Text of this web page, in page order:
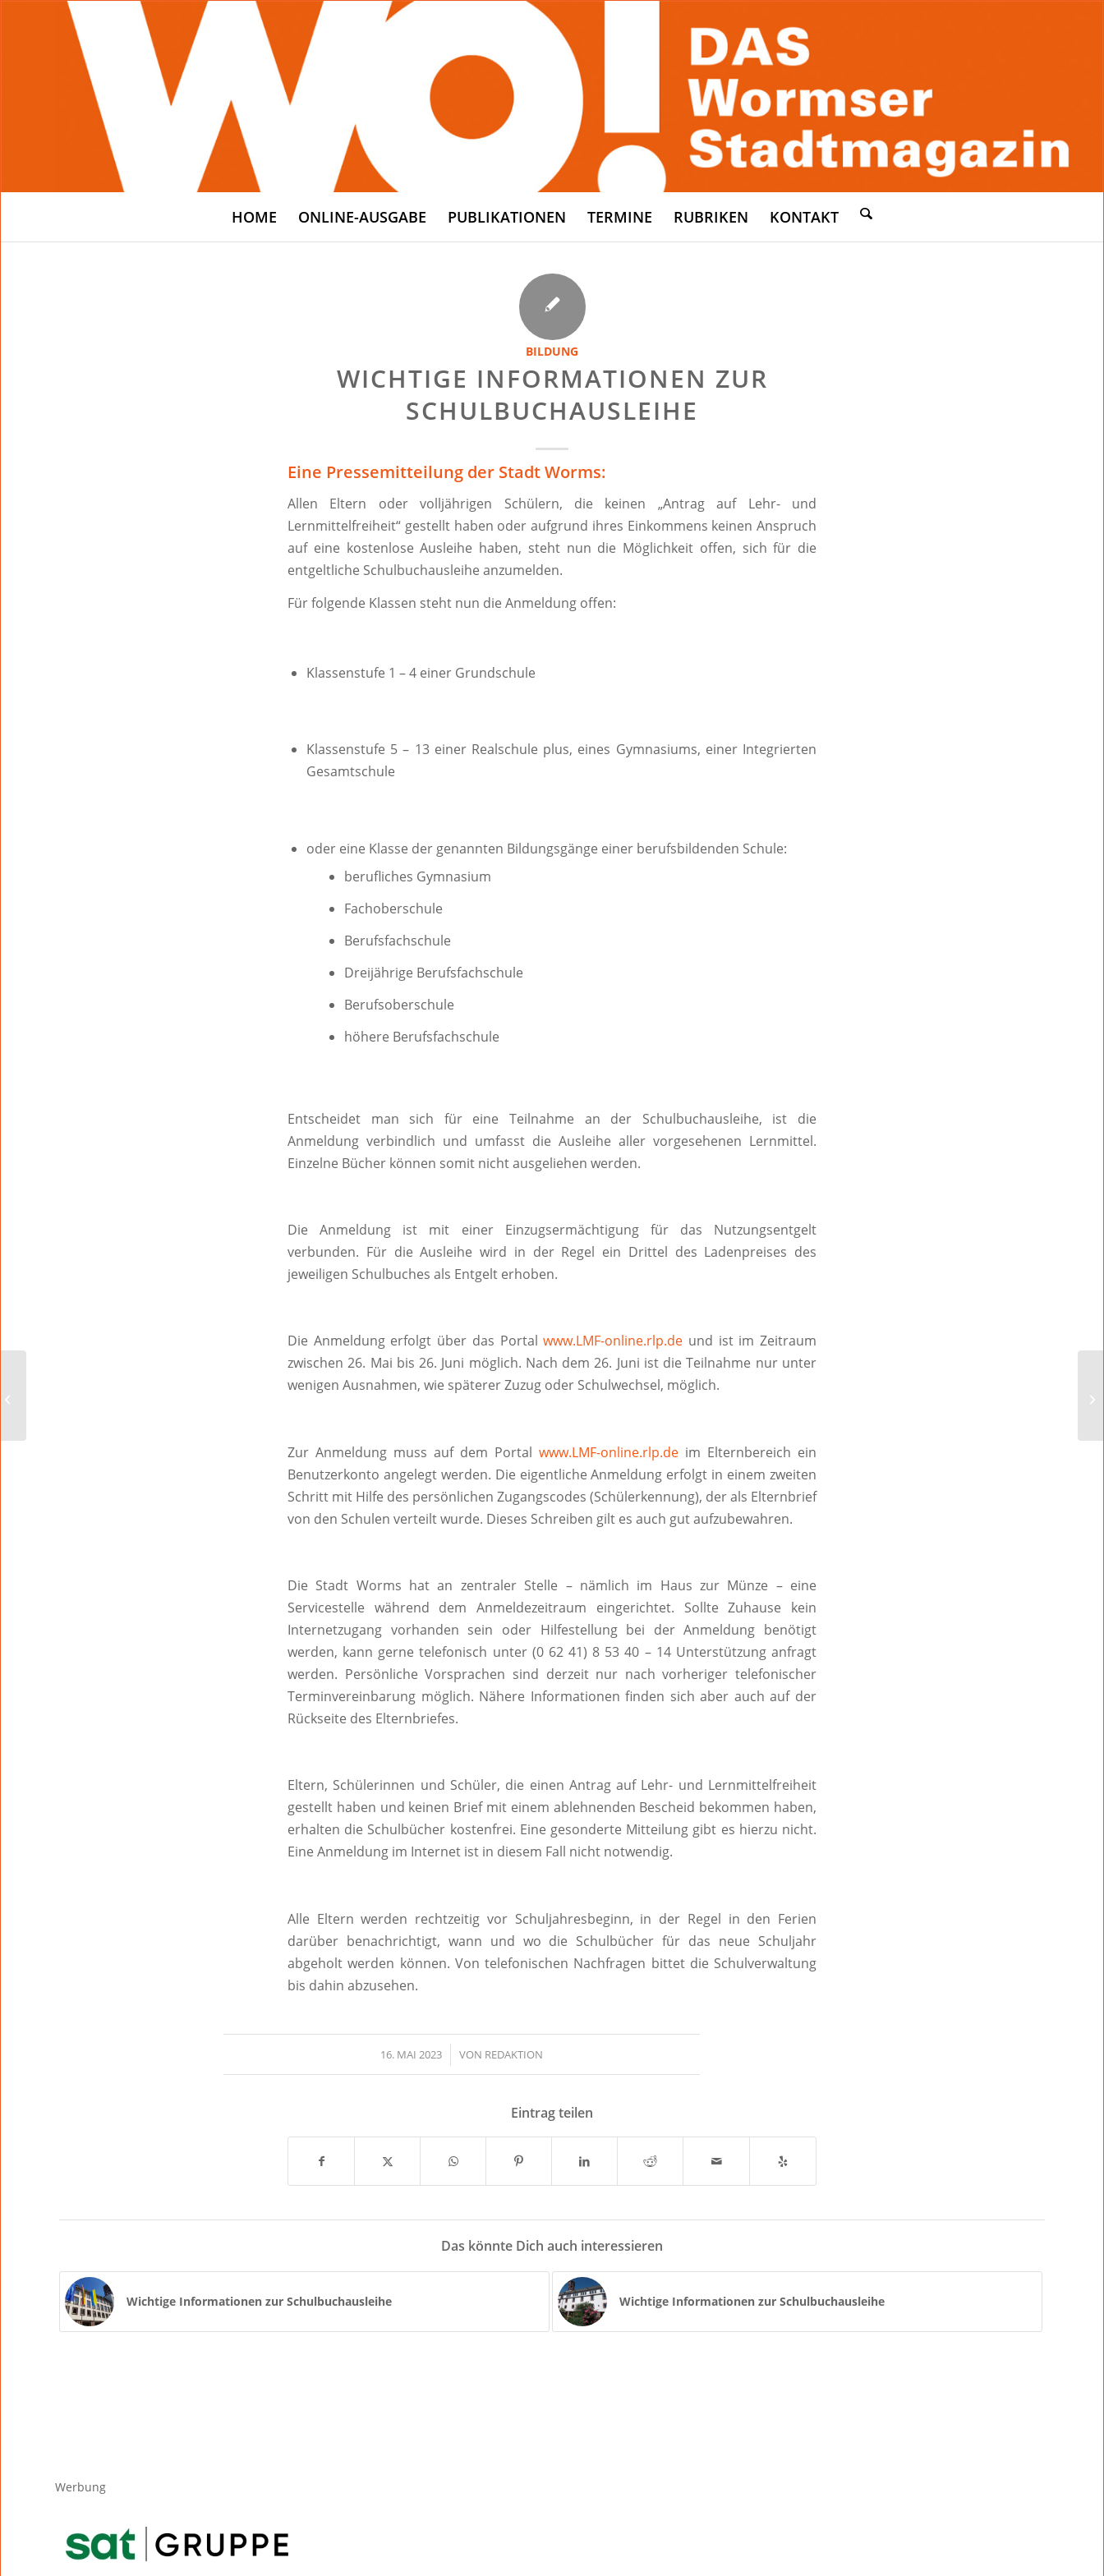
HOME ONLINE-AUSGABE PUBLIKATIONEN TERMINE RUBRIKEN KONTAKT
BILDUNG
WICHTIGE INFORMATIONEN ZUR
SCHULBUCHAUSLEIHE
Eine Pressemitteilung der Stadt Worms:
Allen Eltern oder volljährigen Schülern, die keinen „Antrag auf Lehr- und
Lernmittelfreiheit“ gestellt haben oder aufgrund ihres Einkommens keinen Anspruch
auf eine kostenlose Ausleihe haben, steht nun die Möglichkeit offen, sich für die
entgeltliche Schulbuchausleihe anzumelden.
Für folgende Klassen steht nun die Anmeldung offen:
Klassenstufe 1 – 4 einer Grundschule
Klassenstufe 5 – 13 einer Realschule plus, eines Gymnasiums, einer Integrierten
Gesamtschule
oder eine Klasse der genannten Bildungsgänge einer berufsbildenden Schule:
berufliches Gymnasium
Fachoberschule
Berufsfachschule
Dreijährige Berufsfachschule
Berufsoberschule
höhere Berufsfachschule
Entscheidet man sich für eine Teilnahme an der Schulbuchausleihe, ist die
Anmeldung verbindlich und umfasst die Ausleihe aller vorgesehenen Lernmittel.
Einzelne Bücher können somit nicht ausgeliehen werden.
Die Anmeldung ist mit einer Einzugsermächtigung für das Nutzungsentgelt
verbunden. Für die Ausleihe wird in der Regel ein Drittel des Ladenpreises des
jeweiligen Schulbuches als Entgelt erhoben.
Die Anmeldung erfolgt über das Portalwww.LMF-online.rlp.de und ist im Zeitraum
zwischen 26. Mai bis 26. Juni möglich. Nach dem 26. Juni ist die Teilnahme nur unter
wenigen Ausnahmen, wie späterer Zuzug oder Schulwechsel, möglich.
Zur Anmeldung muss auf dem Portal www.LMF-online.rlp.de im Elternbereich ein
Benutzerkonto angelegt werden. Die eigentliche Anmeldung erfolgt in einem zweiten
Schritt mit Hilfe des persönlichen Zugangscodes (Schülerkennung), der als Elternbrief
von den Schulen verteilt wurde. Dieses Schreiben gilt es auch gut aufzubewahren.
Die Stadt Worms hat an zentraler Stelle – nämlich im Haus zur Münze – eine
Servicestelle während dem Anmeldezeitraum eingerichtet. Sollte Zuhause kein
Internetzugang vorhanden sein oder Hilfestellung bei der Anmeldung benötigt
werden, kann gerne telefonisch unter (0 62 41) 8 53 40 – 14 Unterstützung anfragt
werden. Persönliche Vorsprachen sind derzeit nur nach vorheriger telefonischer
Terminvereinbarung möglich. Nähere Informationen finden sich aber auch auf der
Rückseite des Elternbriefes.
Eltern, Schülerinnen und Schüler, die einen Antrag auf Lehr- und Lernmittelfreiheit
gestellt haben und keinen Brief mit einem ablehnenden Bescheid bekommen haben,
erhalten die Schulbücher kostenfrei. Eine gesonderte Mitteilung gibt es hierzu nicht.
Eine Anmeldung im Internet ist in diesem Fall nicht notwendig.
Alle Eltern werden rechtzeitig vor Schuljahresbeginn, in der Regel in den Ferien
darüber benachrichtigt, wann und wo die Schulbücher für das neue Schuljahr
abgeholt werden können. Von telefonischen Nachfragen bittet die Schulverwaltung
bis dahin abzusehen.
16. MAI 2023
/ VON REDAKTION
Eintrag teilen
Das könnte Dich auch interessieren
Wichtige Informationen zur Schulbuchausleihe Wichtige Informationen zur Schulbuchausleihe
Werbung